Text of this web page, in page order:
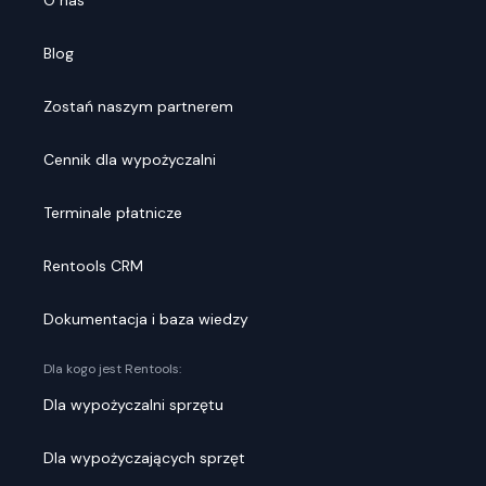
Blog
Zostań naszym partnerem
Cennik dla wypożyczalni
Terminale płatnicze
Rentools CRM
Dokumentacja i baza wiedzy
Dla kogo jest Rentools:
Dla wypożyczalni sprzętu
Dla wypożyczających sprzęt